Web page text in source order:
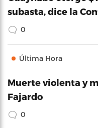
subasta, dice la
0
Última Hora
Muerte violenta y
Fajardo
0